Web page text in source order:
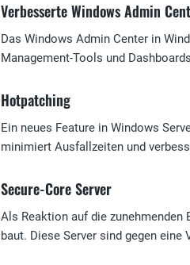
Verbesserte Windows Admin
Das Windows Admin Center in
Management-Tools und
Hotpatching
Ein neues Feature in Windows
minimiert Ausfallzeiten und
Secure-Core Server
Als Reaktion auf die zunehmenden
baut. Diese Server sind gegen